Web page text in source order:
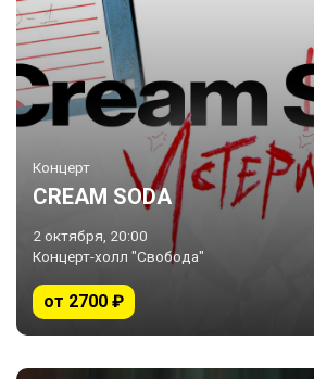
Концерт
CREAM SODA
2 октября, 20:00
Концерт-холл "Свобода"
от 2700 ₽